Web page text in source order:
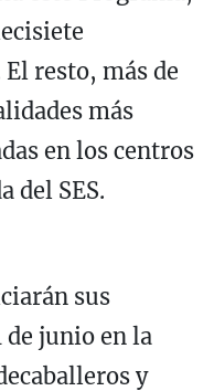
resto, más de
más
en los centros
del SES.
sus
junio en la
y